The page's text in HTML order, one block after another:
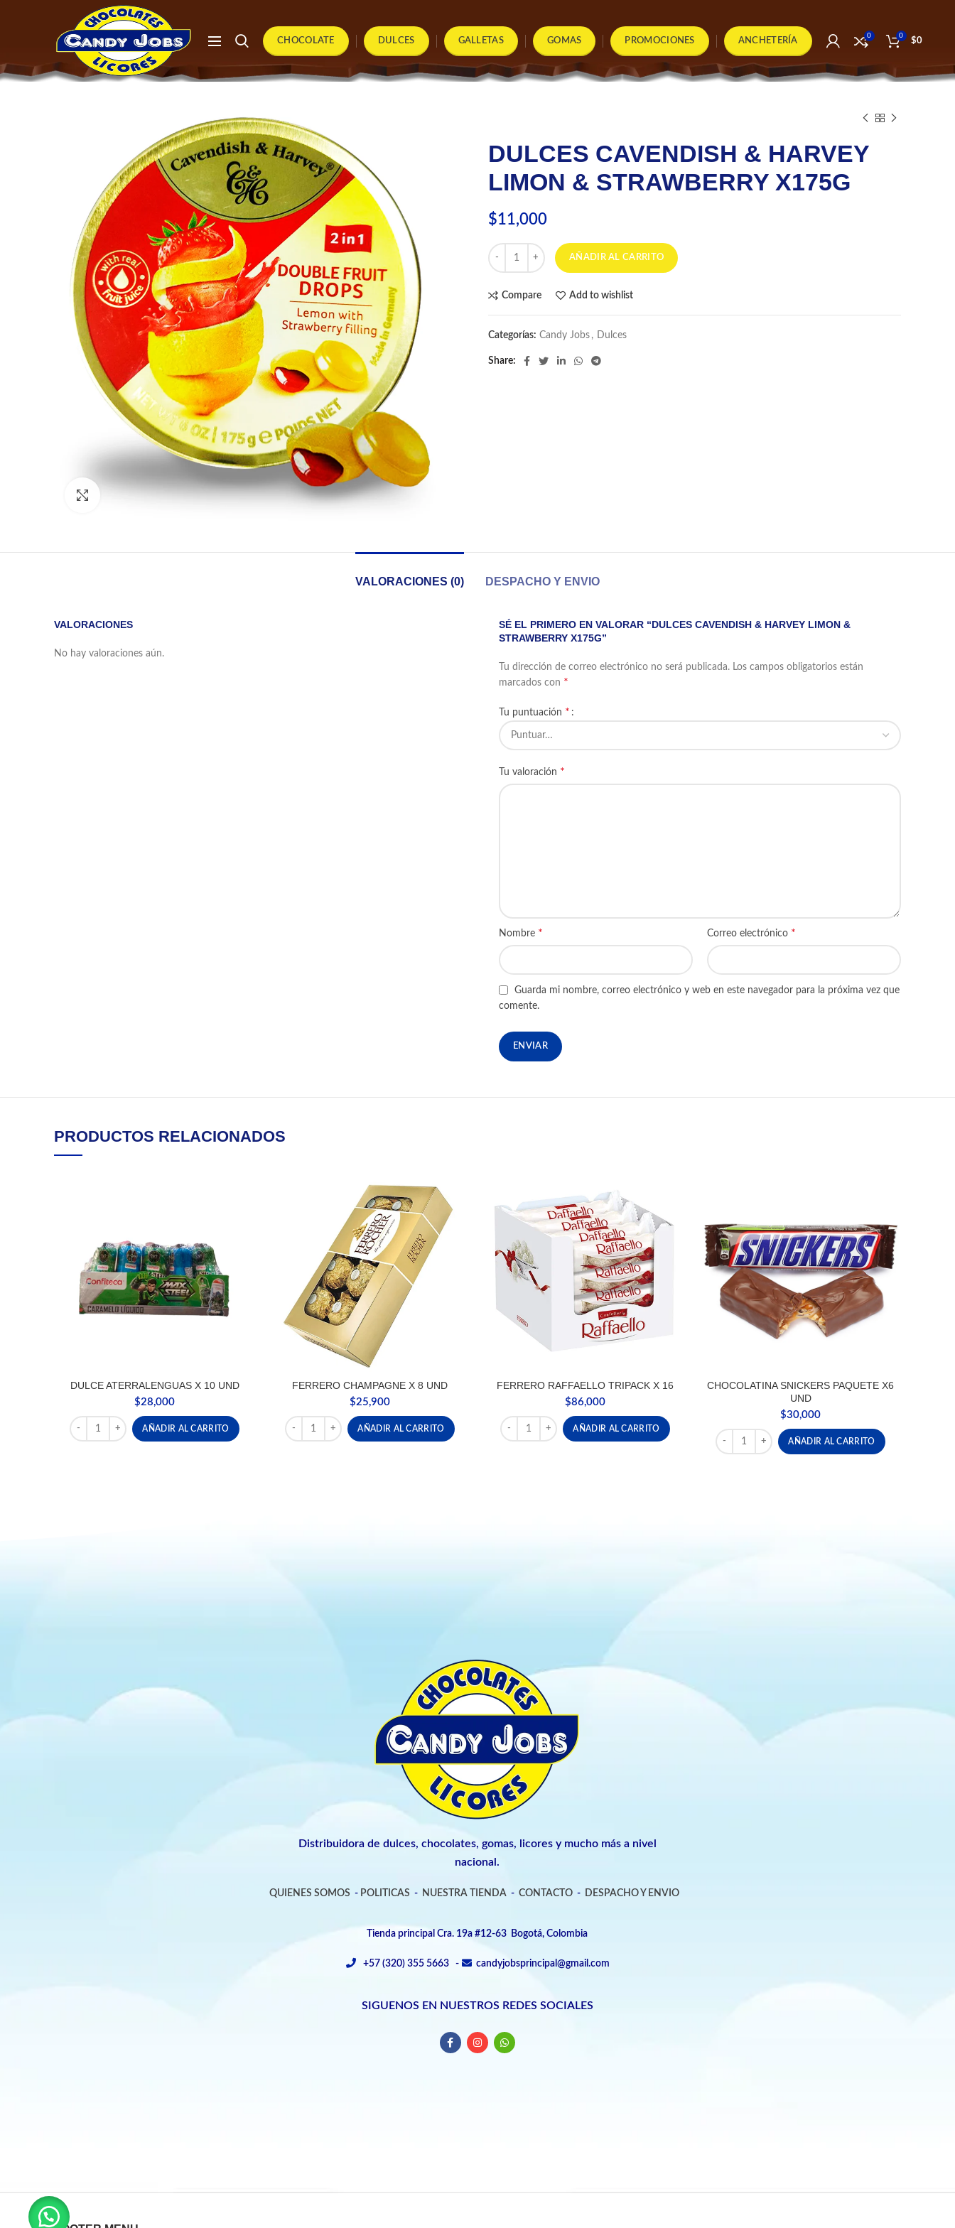
CHOCOLATE DULCES GALLETAS GOMAS PROMOCIONES ANCHETERÍA
0 0
$0
DULCES CAVENDISH & HARVEY
LIMON & STRAWBERRY X175G
$11,000
DULCES CAVENDISH & HARVEY LIMON & STRAWBERRY X175G cantidad
AÑADIR AL CARRITO
Compare Add to wishlist
Categorías: Candy Jobs , Dulces
Share
VALORACIONES (0) DESPACHO Y ENVIO
VALORACIONES
No hay valoraciones aún.
SÉ EL PRIMERO EN VALORAR “DULCES CAVENDISH & HARVEY LIMON &
STRAWBERRY X175G”
Tu dirección de correo electrónico no será publicada. Los campos obligatorios están
marcados con *
Tu puntuación *
Tu valoración *
Nombre * Correo electrónico *
Guarda mi nombre, correo electrónico y web en este navegador para la próxima vez que
comente.
PRODUCTOS RELACIONADOS
DULCE ATERRALENGUAS X 10 UND
$28,000
DULCE ATERRALENGUAS X 10 UND cantidad
AÑADIR AL CARRITO
FERRERO CHAMPAGNE X 8 UND
$25,900
FERRERO CHAMPAGNE X 8 UND cantidad
AÑADIR AL CARRITO
FERRERO RAFFAELLO TRIPACK X 16
$86,000
FERRERO RAFFAELLO TRIPACK X 16 cantidad
AÑADIR AL CARRITO
CHOCOLATINA SNICKERS PAQUETE X6
UND
$30,000
CHOCOLATINA SNICKERS PAQUETE X6 UND
AÑADIR AL CARRITO
Distribuidora de dulces, chocolates, gomas, licores y mucho más a nivel
nacional.
QUIENES SOMOS - POLITICAS - NUESTRA TIENDA- CONTACTO- DESPACHO Y ENVIO
Tienda principal Cra. 19a #12-63 Bogotá, Colombia
+57 (320) 355 5663 - candyjobsprincipal@gmail.com
SIGUENOS EN NUESTROS REDES SOCIALES